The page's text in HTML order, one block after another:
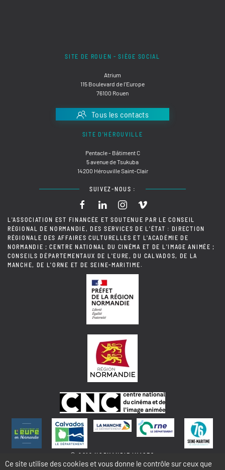
SITE DE ROUEN - SIÈGE SOCIAL
Atrium
115 Boulevard de l'Europe
76100 Rouen
Tous les contacts
SITE D'HÉROUVILLE
Pentacle - Bâtiment C
5 avenue de Tsukuba
14200 Hérouville Saint-Clair
SUIVEZ-NOUS :
L'ASSOCIATION EST FINANCÉE ET SOUTENUE PAR LE CONSEIL
RÉGIONAL DE NORMANDIE, DES SERVICES DE L'ÉTAT : DIRECTION
RÉGIONALE DES AFFAIRES CULTURELLES ET L'ACADÉMIE DE
NORMANDIE ; CENTRE NATIONAL DU CINÉMA ET DE L'IMAGE ANIMÉE ;
CONSEILS DÉPARTEMENTAUX DE L'EURE, DU CALVADOS, DE LA
MANCHE, DE L'ORNE ET DE SEINE-MARITIME.
© 2018 NORMANDIE IMAGES
Ce site utilise des cookies et vous donne le contrôle sur ceux que